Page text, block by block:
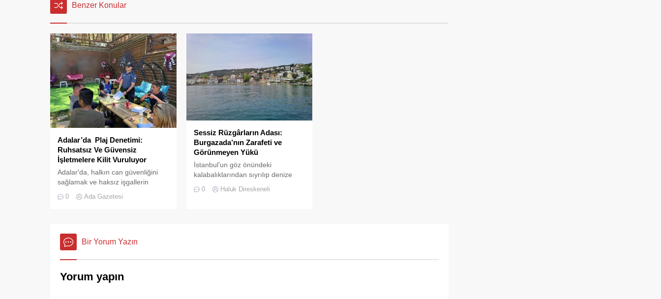
Benzer Konular
Adalar’da Plaj Denetimi:
Ruhsatsız Ve Güvensiz
İşletmelere Kilit Vuruluyor
Adalar'da, halkın can güvenliğini
sağlamak ve haksız işgallerin
çaplı bir denetim operasyonu
0 Ada Gazetesi
Sessiz Rüzgârların Adası:
Burgazada’nın Zarafeti ve
Görünmeyen Yükü
İstanbul’un göz önündeki
kalabalıklarından sıyrılıp denize
Adaları’nın her biri kendine has bir
0 Haluk Direskeneli
Bir Yorum Yazın
Yorum yapın